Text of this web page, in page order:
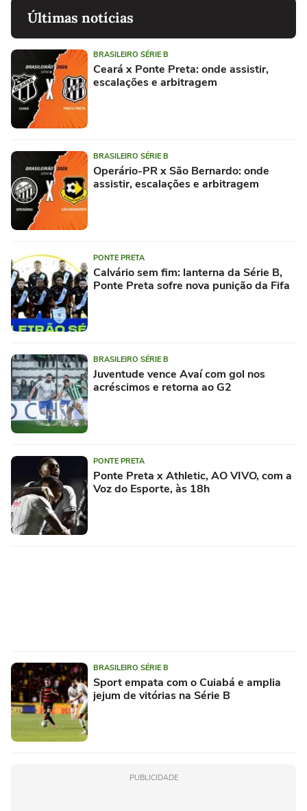
Últimas notícias
BRASILEIRO SÉRIE B
Ceará x Ponte Preta: onde assistir,
escalações e arbitragem
BRASILEIRO SÉRIE B
Operário-PR x São Bernardo: onde
assistir, escalações e arbitragem
PONTE PRETA
Calvário sem fim: lanterna da Série B,
Ponte Preta sofre nova punição da Fifa
BRASILEIRO SÉRIE B
Juventude vence Avaí com gol nos
acréscimos e retorna ao G2
PONTE PRETA
Ponte Preta x Athletic, AO VIVO, com a
Voz do Esporte, às 18h
BRASILEIRO SÉRIE B
Sport empata com o Cuiabá e amplia
jejum de vitórias na Série B
PUBLICIDADE